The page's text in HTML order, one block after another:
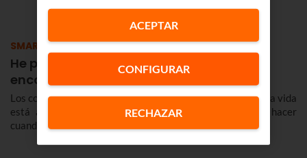
SMARTPHONES
He perdido el móvil, ¿cómo puedo
encontrarlo?
Los contactos, las fotos, los vídeos… Gran parte de nuestra vida
está almacenada en nuestro Smartphone.. Pero, ¿qué hacer
cuando lo perdemos? Te lo contamos.
CONFIGURAR
RECHAZAR
ACEPTAR